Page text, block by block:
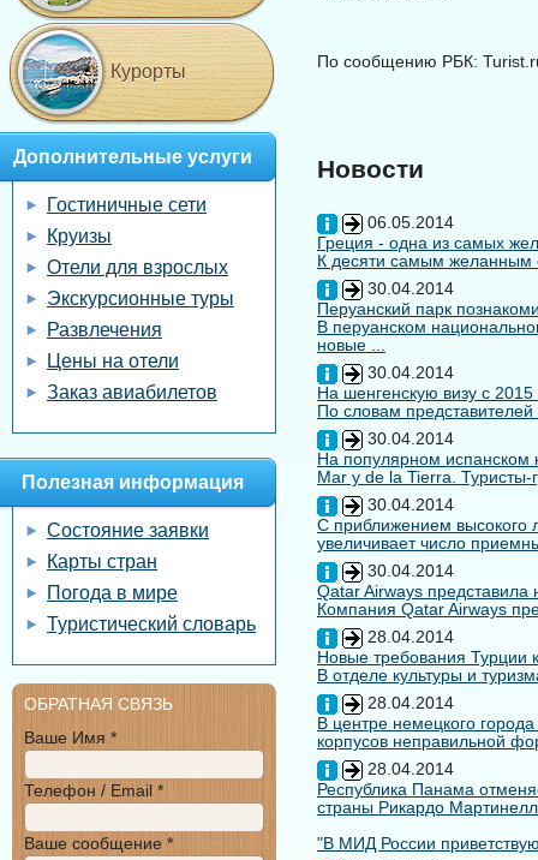
По сообщению РБК:
Новости
06.05.2014
Греция - одна из самых
К десяти самым желанным
30.04.2014
Перуанский парк
В перуанском
новые ...
30.04.2014
На шенгенскую визу с 2015
По словам
30.04.2014
На популярном испанском
Mar y de la Tierra. Туристы-
30.04.2014
С приближением высокого
увеличивает число
30.04.2014
Qatar Airways
Компания Qatar Airways
28.04.2014
Новые требования Турции
В отделе культуры и
28.04.2014
В центре немецкого
корпусов неправильной
28.04.2014
Республика Панама
страны Рикардо
"В МИД России
Курорты
Дополнительные услуги
Гостиничные сети
Круизы
Отели для взрослых
Экскурсионные туры
Развлечения
Цены на отели
Заказ авиабилетов
Полезная информация
Состояние заявки
Карты стран
Погода в мире
Туристический словарь
ОБРАТНАЯ СВЯЗЬ
Ваше Имя *
Телефон / Email *
Ваше сообщение *